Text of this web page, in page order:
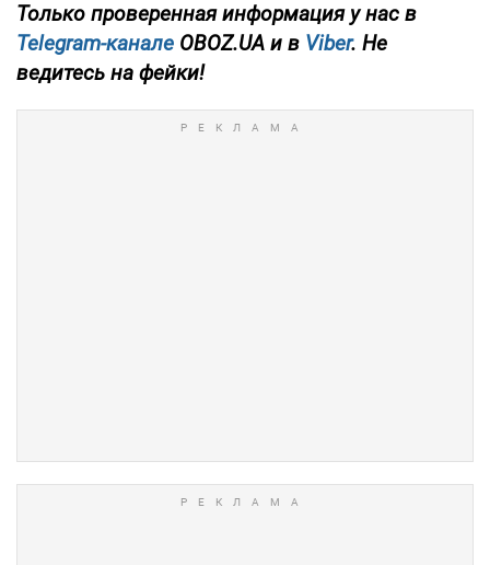
Только проверенная информация у нас в
Telegram-канале OBOZ.UA и в Viber. Не
ведитесь на фейки!